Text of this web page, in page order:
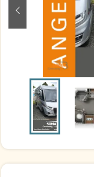
zurück